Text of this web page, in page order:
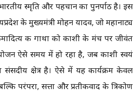
स्मृति और पहचान का पुनर्पाठ है। इस
के मुख्यमंत्री मोहन यादव, जो महानाट्य
की गाथा को काशी के मंच पर जीवंत
ऐसे समय में हो रहा है, जब काशी स्वयं
संसदीय क्षेत्र है। ऐसे में यह कार्यक्रम केवल
परंपरा, सत्ता और प्रतीकवाद के त्रिकोण